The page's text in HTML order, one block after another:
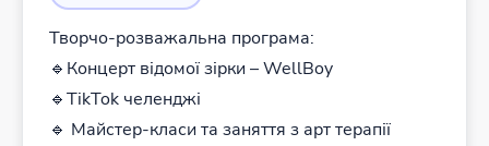
Творчо-розважальна програма:
🔹Концерт відомої зірки – WellBoy
🔹ТikTok челенджі
🔹 Майстер-класи та заняття з арт терапії